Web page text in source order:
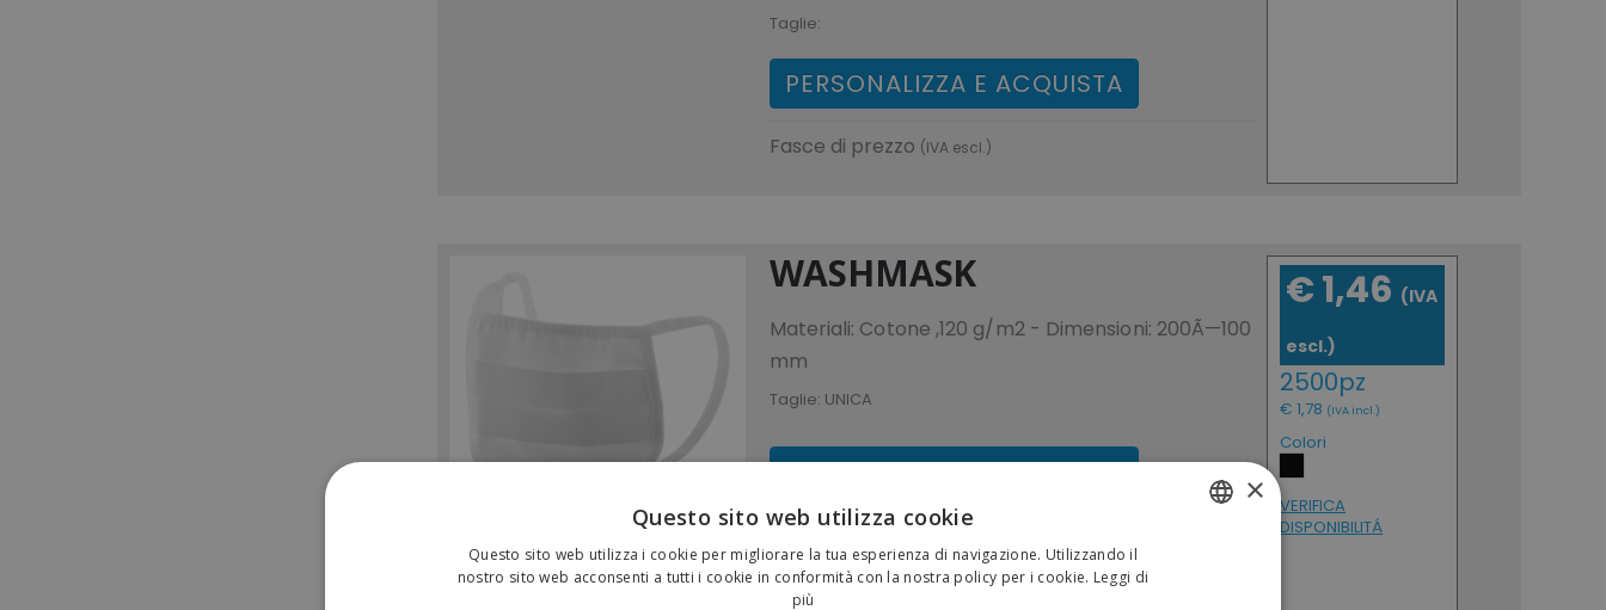
Taglie:
PERSONALIZZA E ACQUISTA
Fasce di prezzo (IVA escl.)
WASHMASK
Materiali: Cotone ,120 g/m2 - Dimensioni: 200Ã—100
mm
Taglie: UNICA
PERSONALIZZA E ACQUISTA
Fasce di prezzo
€ 1,46
2500pz
€ 1,49 € 1,56 € 1,68 € 2,05
€ 1,46 (IVA
escl.)
2500pz
€ 1,78 (IVA incl.)
Colori
VERIFICA
DISPONIBILITÁ
×
Questo sito web utilizza cookie
Questo sito web utilizza i cookie per migliorare la tua esperienza di navigazione. Utilizzando il
nostro sito web acconsenti a tutti i cookie in conformità con la nostra policy per i cookie. Leggi di
più